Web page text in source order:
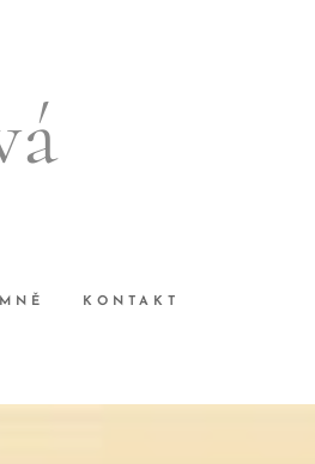
KONTAKT